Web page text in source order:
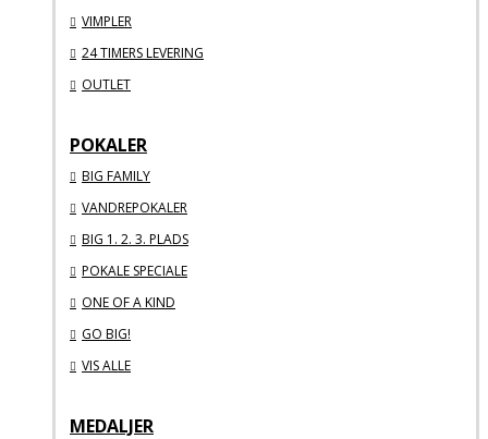
VIMPLER
24 TIMERS LEVERING
OUTLET
POKALER
BIG FAMILY
VANDREPOKALER
BIG 1. 2. 3. PLADS
POKALE SPECIALE
ONE OF A KIND
GO BIG!
VIS ALLE
MEDALJER